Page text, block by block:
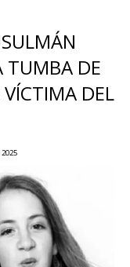
TUMBA DE
DEL